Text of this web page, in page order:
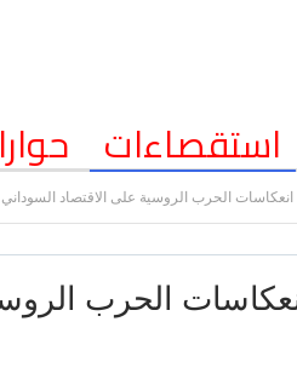
استقصاءات
الحرب الروسية على الاقتصاد السوداني
الحرب